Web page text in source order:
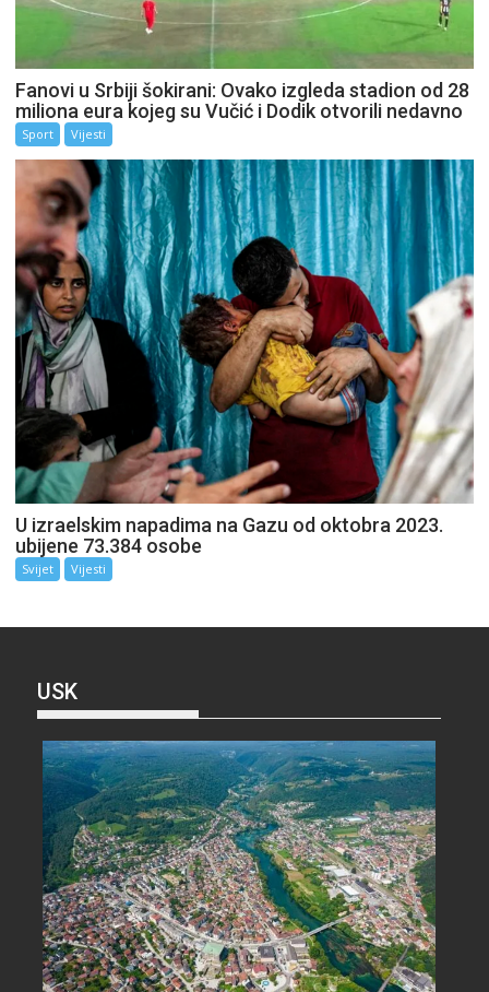
Fanovi u Srbiji šokirani: Ovako izgleda stadion od 28
miliona eura kojeg su Vučić i Dodik otvorili nedavno
Sport Vijesti
U izraelskim napadima na Gazu od oktobra 2023.
ubijene 73.384 osobe
Svijet Vijesti
USK